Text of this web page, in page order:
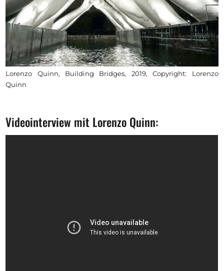
Lorenzo Quinn, Building Bridges, 2019, Copyright: Lorenzo
Quinn
Videointerview mit Lorenzo Quinn: